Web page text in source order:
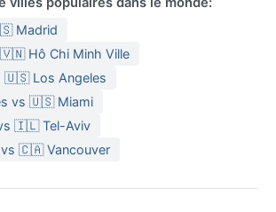
Madrid
Hô Chi Minh Ville
Los Angeles
vs 🇺🇸 Miami
🇮🇱 Tel-Aviv
🇨🇦 Vancouver